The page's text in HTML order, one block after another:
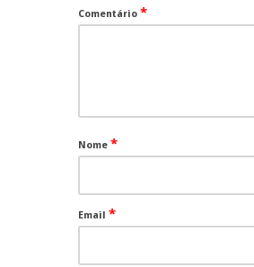
Comentário *
Nome *
Email *